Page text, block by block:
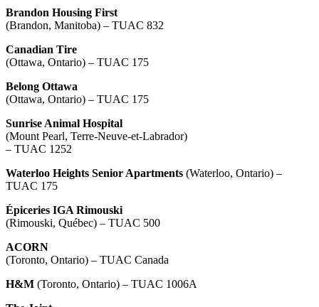
Brandon Housing First
(Brandon, Manitoba) – TUAC 832
Canadian Tire
(Ottawa, Ontario) – TUAC 175
Belong Ottawa
(Ottawa, Ontario) – TUAC 175
Sunrise Animal Hospital
(Mount Pearl, Terre-Neuve-et-Labrador)
– TUAC 1252
Waterloo Heights Senior Apartments (Waterloo, Ontario) –
TUAC 175
Épiceries IGA Rimouski
(Rimouski, Québec) – TUAC 500
ACORN
(Toronto, Ontario) – TUAC Canada
H&M (Toronto, Ontario) – TUAC 1006A